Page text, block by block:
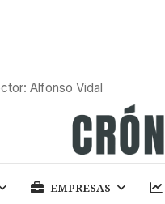
Alfonso Vidal
EMPRESAS